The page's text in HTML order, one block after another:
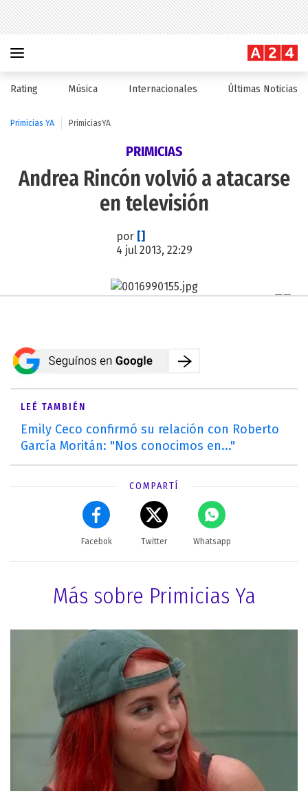
Rating Música Internacionales Últimas Noticias
Primicias YA PrimiciasYA
PRIMICIAS
Andrea Rincón volvió a atacarse
en televisión
por []
4 jul 2013, 22:29
LEÉ TAMBIÉN
Emily Ceco confirmó su relación con Roberto
García Moritán: "Nos conocimos en..."
COMPARTÍ
Facebok Twitter Whatsapp
Más sobre Primicias Ya